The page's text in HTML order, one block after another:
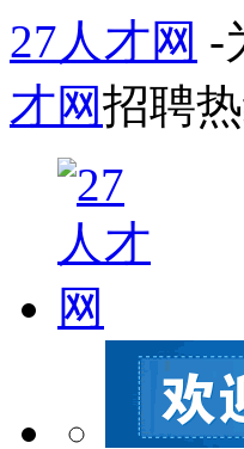
27人才网 -
才网招聘热